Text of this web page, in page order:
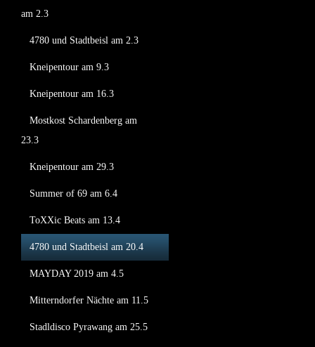
am 2.3
4780 und Stadtbeisl am 2.3
Kneipentour am 9.3
Kneipentour am 16.3
Mostkost Schardenberg am
23.3
Kneipentour am 29.3
Summer of 69 am 6.4
ToXXic Beats am 13.4
4780 und Stadtbeisl am 20.4
MAYDAY 2019 am 4.5
Mitterndorfer Nächte am 11.5
Stadldisco Pyrawang am 25.5